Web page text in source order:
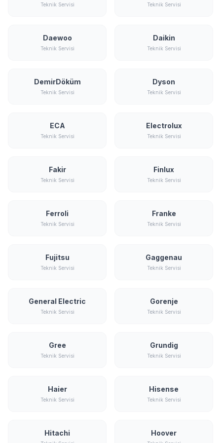
Teknik Servisi Teknik Servisi
Daewoo
Teknik Servisi
Daikin
Teknik Servisi
DemirDöküm
Teknik Servisi
Dyson
Teknik Servisi
ECA
Teknik Servisi
Electrolux
Teknik Servisi
Fakir
Teknik Servisi
Finlux
Teknik Servisi
Ferroli
Teknik Servisi
Franke
Teknik Servisi
Fujitsu
Teknik Servisi
Gaggenau
Teknik Servisi
General Electric
Teknik Servisi
Gorenje
Teknik Servisi
Gree
Teknik Servisi
Grundig
Teknik Servisi
Haier
Teknik Servisi
Hisense
Teknik Servisi
Hitachi Hoover